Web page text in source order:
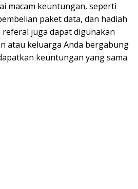
macam keuntungan, seperti
paket data, dan hadiah
referal juga dapat digunakan
atau keluarga Anda bergabung
keuntungan yang sama.